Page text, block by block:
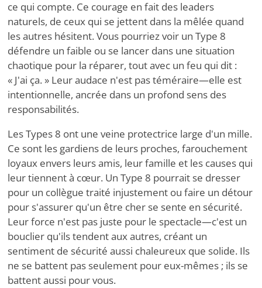
ce qui compte. Ce courage en fait des leaders
naturels, de ceux qui se jettent dans la mêlée quand
les autres hésitent. Vous pourriez voir un Type 8
défendre un faible ou se lancer dans une situation
chaotique pour la réparer, tout avec un feu qui dit :
« J'ai ça. » Leur audace n'est pas téméraire—elle est
intentionnelle, ancrée dans un profond sens des
responsabilités.
Les Types 8 ont une veine protectrice large d'un mille.
Ce sont les gardiens de leurs proches, farouchement
loyaux envers leurs amis, leur famille et les causes qui
leur tiennent à cœur. Un Type 8 pourrait se dresser
pour un collègue traité injustement ou faire un détour
pour s'assurer qu'un être cher se sente en sécurité.
Leur force n'est pas juste pour le spectacle—c'est un
bouclier qu'ils tendent aux autres, créant un
sentiment de sécurité aussi chaleureux que solide. Ils
ne se battent pas seulement pour eux-mêmes ; ils se
battent aussi pour vous.